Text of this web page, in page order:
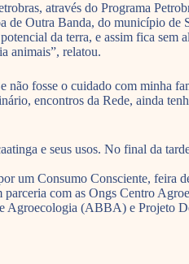
através do Programa
de Outra Banda, do município de
da terra, e assim fica sem
animais”, relatou.
fosse o cuidado com minha
encontros da Rede, ainda
e seus usos. No final da
um Consumo Consciente, feira
com as Ongs Centro
Agroecologia (ABBA) e Projeto